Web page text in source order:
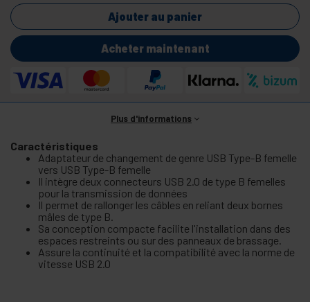
Ajouter au panier
Acheter maintenant
Plus d'informations
Caractéristiques
Adaptateur de changement de genre USB Type-B femelle
vers USB Type-B femelle
Il intègre deux connecteurs USB 2.0 de type B femelles
pour la transmission de données
Il permet de rallonger les câbles en reliant deux bornes
mâles de type B.
Sa conception compacte facilite l'installation dans des
espaces restreints ou sur des panneaux de brassage.
Assure la continuité et la compatibilité avec la norme de
vitesse USB 2.0